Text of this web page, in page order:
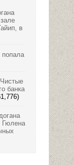
в
попала
банка
Гюлена